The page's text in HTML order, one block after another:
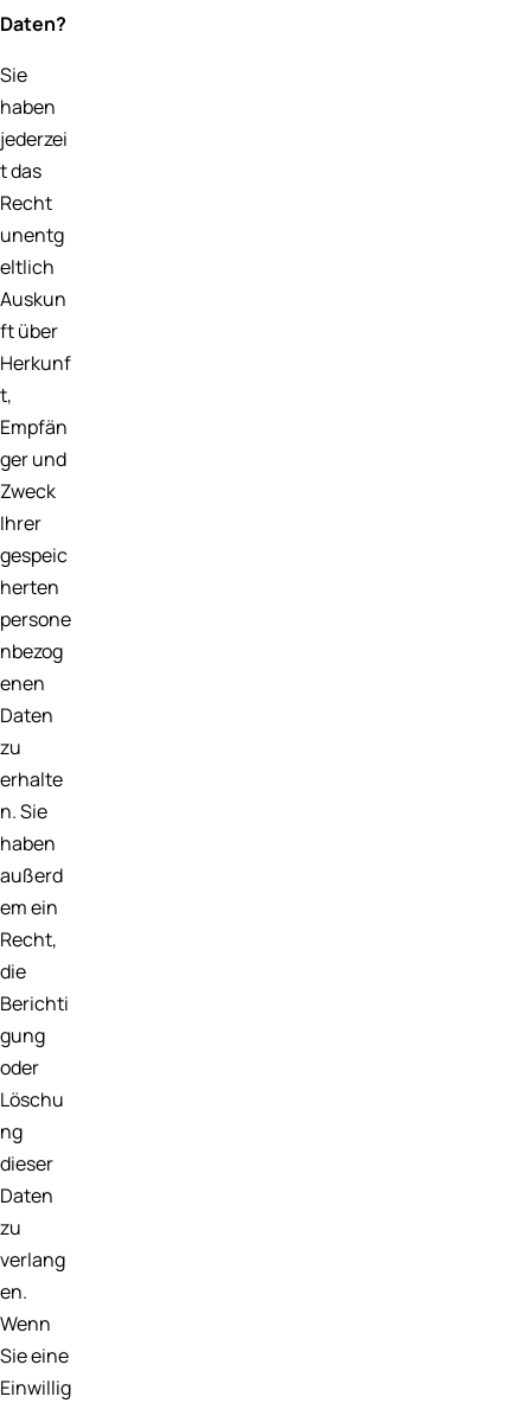
Daten?
Sie
haben
jederzei
t das
Recht
unentg
eltlich
Auskun
ft über
Herkunf
t,
Empfän
ger und
Zweck
Ihrer
gespeic
herten
persone
nbezog
enen
Daten
zu
erhalte
n. Sie
haben
außerd
em ein
Recht,
die
Berichti
gung
oder
Löschu
ng
dieser
Daten
zu
verlang
en.
Wenn
Sie eine
Einwillig